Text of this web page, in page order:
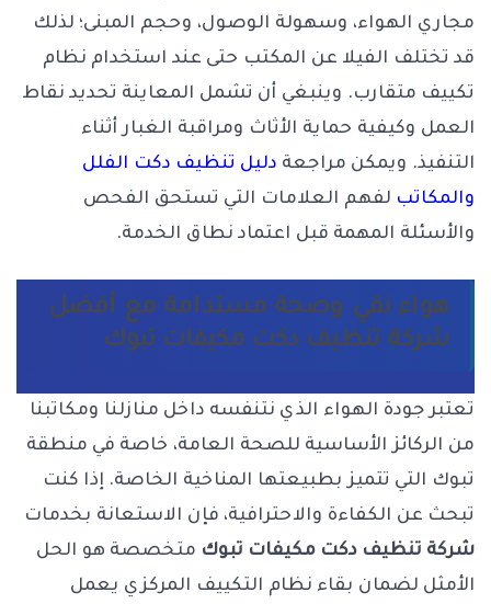
مجاري الهواء، وسهولة الوصول، وحجم المبنى؛ لذلك
قد تختلف الفيلا عن المكتب حتى عند استخدام نظام
تكييف متقارب. وينبغي أن تشمل المعاينة تحديد نقاط
العمل وكيفية حماية الأثاث ومراقبة الغبار أثناء
التنفيذ. ويمكن مراجعة دليل تنظيف دكت الفلل
والمكاتب لفهم العلامات التي تستحق الفحص
والأسئلة المهمة قبل اعتماد نطاق الخدمة.
هواء نقي وصحة مستدامة مع أفضل
شركة تنظيف دكت مكيفات تبوك
تعتبر جودة الهواء الذي نتنفسه داخل منازلنا ومكاتبنا
من الركائز الأساسية للصحة العامة، خاصة في منطقة
تبوك التي تتميز بطبيعتها المناخية الخاصة. إذا كنت
تبحث عن الكفاءة والاحترافية، فإن الاستعانة بخدمات
شركة تنظيف دكت مكيفات تبوك متخصصة هو الحل
الأمثل لضمان بقاء نظام التكييف المركزي يعمل